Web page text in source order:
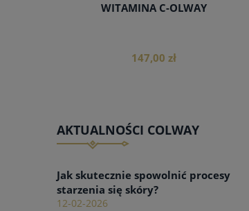
WITAMINA C-OLWAY
147,00 zł
do koszyka
AKTUALNOŚCI COLWAY
Jak skutecznie spowolnić procesy
starzenia się skóry?
12-02-2026